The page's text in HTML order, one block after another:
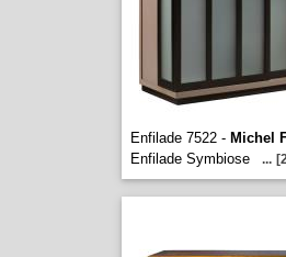
Enfilade 7522 - Michel
Enfilade Symbiose
...